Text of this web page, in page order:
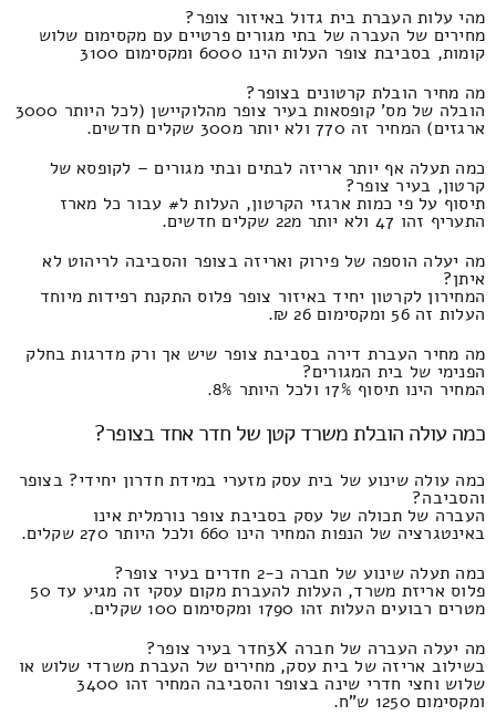
מהי עלות העברת בית גדול באיזור צופר?
מחירים של העברה של בתי מגורים פרטיים עם מקסימום שלוש
קומות, בסביבת צופר העלות הינו 6000 ומקסימום 3100
מה מחיר הובלת קרטונים בצופר?
הובלה של מס' קופסאות בעיר צופר מהלוקיישן (לכל היותר 3000
ארגזים) המחיר זה 770 ולא יותר מ300 שקלים חדשים.
כמה תעלה אף יותר אריזה לבתים ובתי מגורים – לקופסא של
קרטון, בעיר צופר?
תיסוף על פי כמות ארגזי הקרטון, העלות ל# עבור כל מארז
התעריף זהו 47 ולא יותר מ22 שקלים חדשים.
מה יעלה הוספה של פירוק ואריזה בצופר והסביבה לריהוט לא
איתן?
המחירון לקרטון יחיד באיזור צופר פלוס התקנת רפידות מיוחד
העלות זה 56 ומקסימום 26 ₪.
מה מחיר העברת דירה בסביבת צופר שיש אך ורק מדרגות בחלק
הפנימי של בית המגורים?
המחיר הינו תיסוף 17% ולכל היותר 8%.
כמה עולה הובלת משרד קטן של חדר אחד בצופר?
כמה עולה שינוע של בית עסק מזערי במידת חדרון יחידי? בצופר
והסביבה?
העברה של תכולה של עסק בסביבת צופר נורמלית אינו
באינטגרציה של הנפות המחיר הינו 660 ולכל היותר 270 שקלים.
כמה תעלה שינוע של חברה כ-2 חדרים בעיר צופר?
פלוס אריזת משרד, העלות להעברת מקום עסקי זה מגיע עד 50
מטרים רבועים העלות זהו 1790 ומקסימום 100 שקלים.
מה יעלה העברה של חברה 3Xחדר בעיר צופר?
בשילוב אריזה של בית עסק, מחירים של העברת משרדי שלוש או
שלוש וחצי חדרי שינה בצופר והסביבה המחיר זהו 3400
ומקסימום 1250 ש"ח.